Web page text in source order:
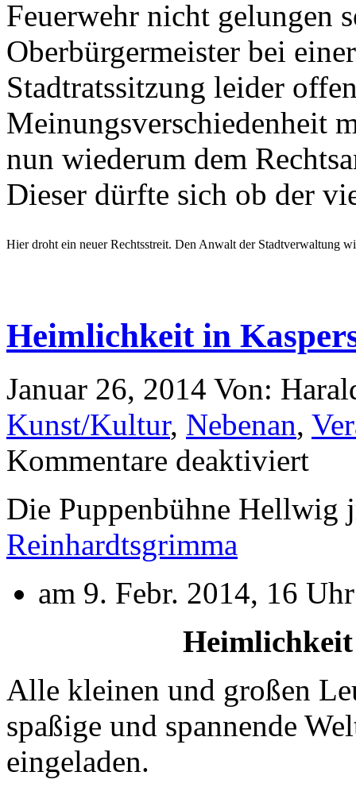
Feuerwehr nicht gelungen
Oberbürgermeister bei
Stadtratssitzung leider
Meinungsverschiedenheit
nun wiederum dem
Dieser dürfte sich ob der
Hier droht ein neuer Rechtsstreit. Den Anwalt der Stadtverwaltung
Heimlichkeit in
Januar 26, 2014 Von:
Kunst/Kultur, Nebenan,
Kommentare deaktiviert
Die Puppenbühne
Reinhardtsgrimma
am 9. Febr. 2014, 16 Uhr
Heimlichkeit
Alle kleinen und großen
spaßige und spannende
eingeladen.